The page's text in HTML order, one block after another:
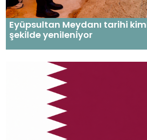
Eyüpsultan Meydanı tarihi
şekilde yenileniyor